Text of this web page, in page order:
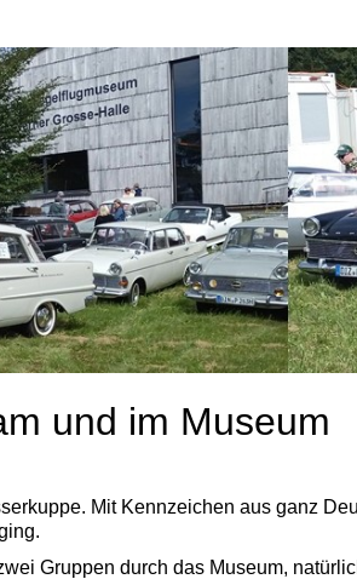
und im Museum
Mit Kennzeichen aus ganz
Gruppen durch das Museum,